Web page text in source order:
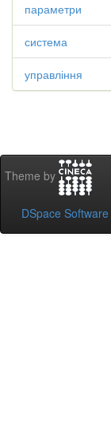
параметри
система
управління
Theme by
DSpace Software